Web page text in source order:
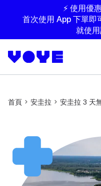
⚡ 使用優
首次使用 App 下單即
就使用
首頁 安圭拉 安圭拉 3 天